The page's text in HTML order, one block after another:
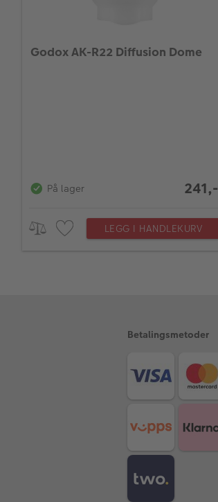
Godox AK-R22 Diffusion Dome
På lager 241,-
LEGG I HANDLEKURV
Betalingsmetoder